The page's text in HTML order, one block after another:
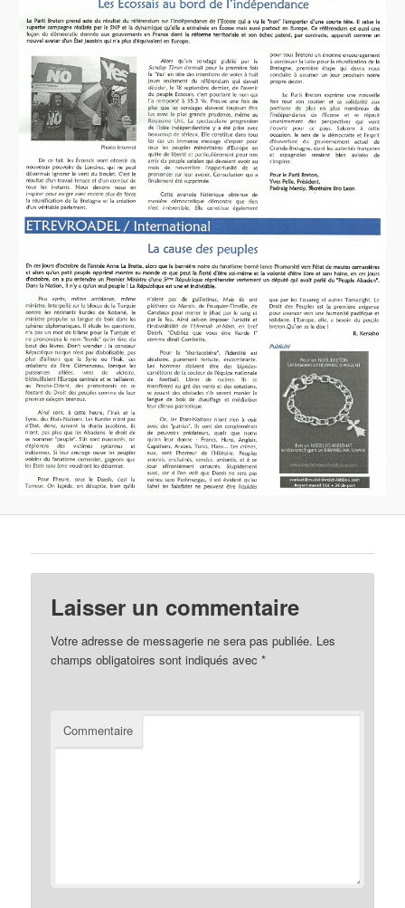
Laisser un commentaire
Votre adresse de messagerie ne sera pas publiée. Les
champs obligatoires sont indiqués avec*
Commentaire